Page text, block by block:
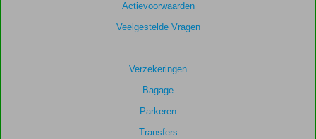
Kindvriendelijk
8,6
Wifi kwaliteit
Actievoorwaarden
Veelgestelde Vragen
Verzekeringen
Bagage
Parkeren
Transfers